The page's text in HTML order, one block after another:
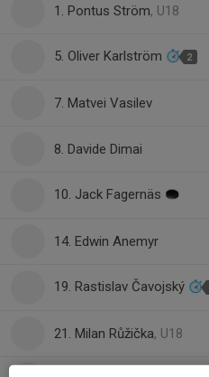
1. Pontus Ström, U18
5. Oliver Karlström 2
7. Matvei Vasilev
8. Davide Dimai
10. Jack Fagernäs
14. Edwin Anemyr
19. Rastislav Čavojský
21. Milan Růžička, U18